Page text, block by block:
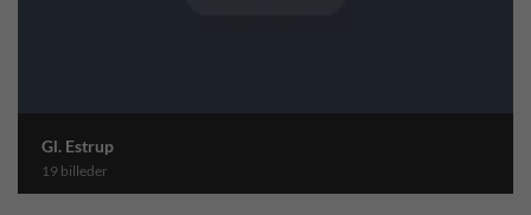
Gl. Estrup
19 billeder